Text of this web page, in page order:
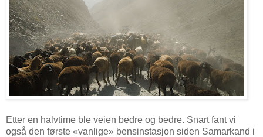
Etter en halvtime ble veien bedre og bedre. Snart fant vi
også den første «vanlige» bensinstasjon siden Samarkand i